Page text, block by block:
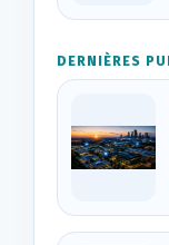
DERNIÈRES